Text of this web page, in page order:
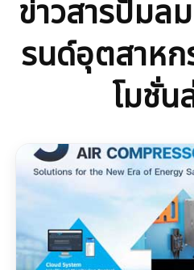
ข่าวสารปั๊มล
รนด์อุตสาหก
โมชั่น
อากาศ โปรโมชั่นพิเศษ และบทคว
คุณก้าวทันทุกเ